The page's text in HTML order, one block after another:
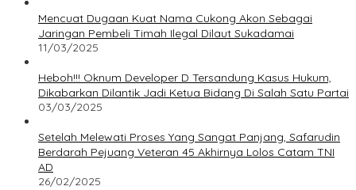
Mencuat Dugaan Kuat Nama Cukong Akon Sebagai
Jaringan Pembeli Timah Ilegal Dilaut Sukadamai
11/03/2025
Heboh!!! Oknum Developer D Tersandung Kasus Hukum,
Dikabarkan Dilantik Jadi Ketua Bidang Di Salah Satu Partai
03/03/2025
Setelah Melewati Proses Yang Sangat Panjang, Safarudin
Berdarah Pejuang Veteran 45 Akhirnya Lolos Catam TNI
AD
26/02/2025